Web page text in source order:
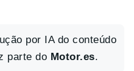
por IA do conteúdo
parte do Motor.es.